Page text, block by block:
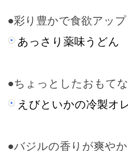
●彩り豊かで食欲アップ
あっさり薬味うどん
●ちょっとしたおもて
えびといかの冷製オ
●バジルの香りが爽や